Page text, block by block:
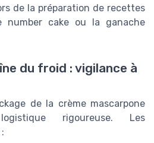
de la préparation de recettes
number cake ou la ganache
du froid : vigilance à
de la crème mascarpone
rigoureuse. Les